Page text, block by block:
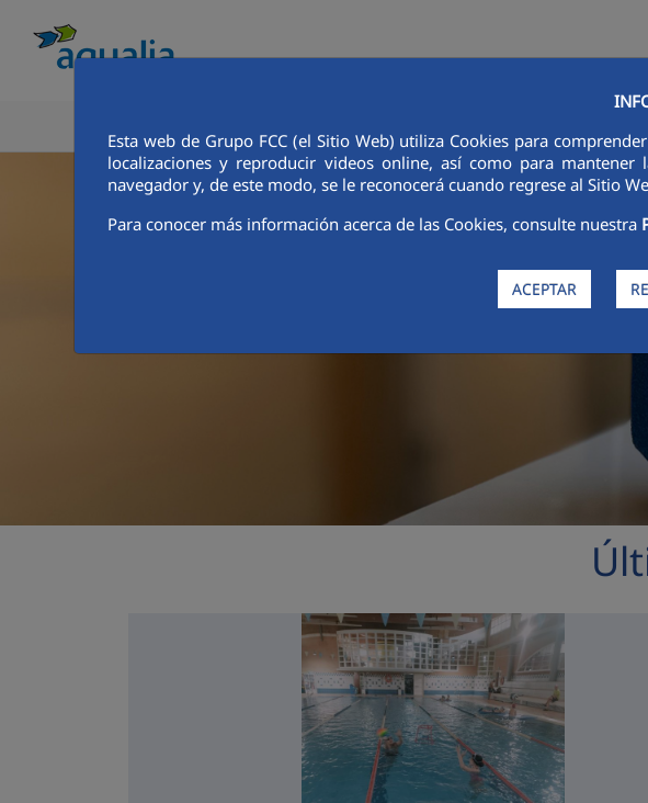
Esta web de Grupo FCC (el Sitio Web) utiliza Cookies para
localizaciones y reproducir videos online, así como para mantener
navegador y, de este modo, se le reconocerá cuando regrese al Sitio
Para conocer más información acerca de las Cookies, consulte nuestra
ACEPTAR